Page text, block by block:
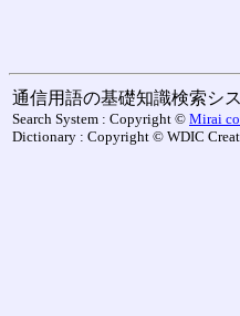
通信用語の基礎知識検索シ
Search System : Copyright © Mirai
Dictionary : Copyright © WDIC